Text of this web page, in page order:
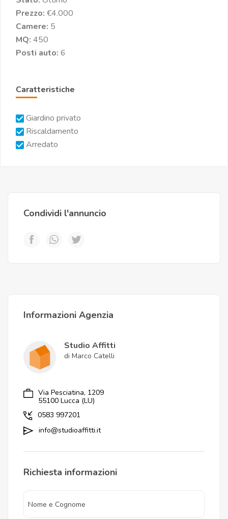
Prezzo: €4.000
Camere: 5
MQ: 450
Posti auto: 6
Caratteristiche
Giardino privato
Riscaldamento
Arredato
Condividi l'annuncio
Informazioni Agenzia
Studio Affitti
di Marco Catelli
Via Pesciatina, 1209
55100 Lucca (LU)
0583 997201
info@studioaffitti.it
Richiesta informazioni